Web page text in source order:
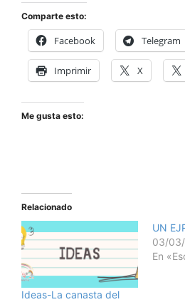
Comparte esto:
Facebook Telegram
Imprimir X
Me gusta esto:
Relacionado
Ideas-La canasta del
UN
03/
En